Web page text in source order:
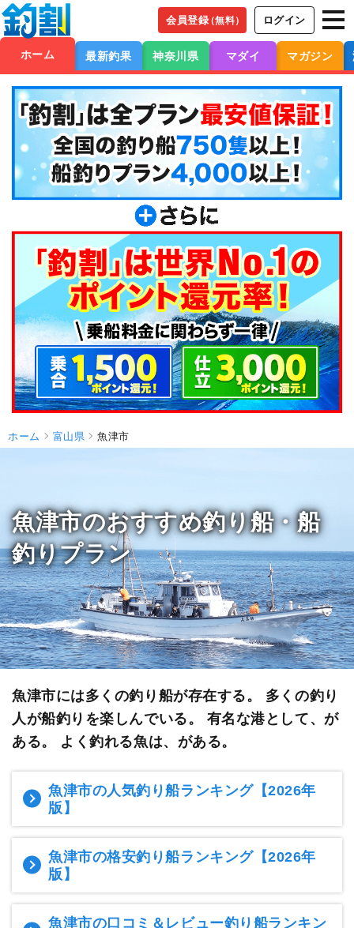
会員登録（無料） ログイン
ホーム 最新釣果 神奈川県 マダイ マガジン
ホーム 富山県 魚津市
魚津市のおすすめ釣り船・船
釣りプラン
魚津市には多くの釣り船が存在する。 多くの釣り
人が船釣りを楽しんでいる。 有名な港として、が
ある。 よく釣れる魚は、がある。
魚津市の人気釣り船ランキング【2026年
版】
魚津市の格安釣り船ランキング【2026年
版】
魚津市の口コミ＆レビュー釣り船ランキン